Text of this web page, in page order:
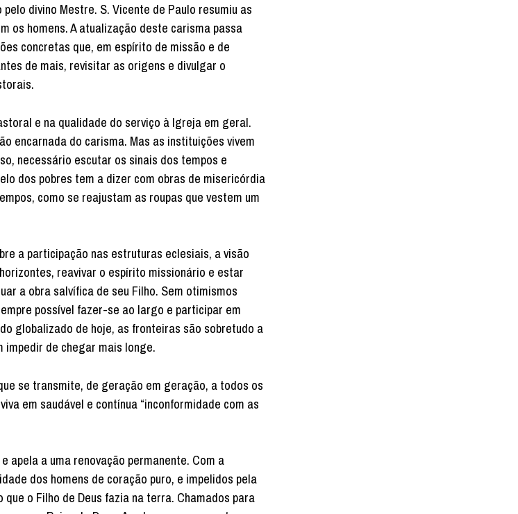
divino Mestre. S. Vicente de Paulo resumiu as
os homens. A atualização deste carisma passa
concretas que, em espírito de missão e de
de mais, revisitar as origens e divulgar o
e na qualidade do serviço à Igreja em geral.
encarnada do carisma. Mas as instituições vivem
necessário escutar os sinais dos tempos e
dos pobres tem a dizer com obras de misericórdia
como se reajustam as roupas que vestem um
a participação nas estruturas eclesiais, a visão
reavivar o espírito missionário e estar
a obra salvífica de seu Filho. Sem otimismos
possível fazer-se ao largo e participar em
globalizado de hoje, as fronteiras são sobretudo a
impedir de chegar mais longe.
se transmite, de geração em geração, a todos os
em saudável e contínua “inconformidade com as
apela a uma renovação permanente. Com a
dos homens de coração puro, e impelidos pela
o Filho de Deus fazia na terra. Chamados para